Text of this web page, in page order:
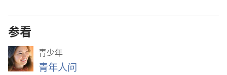
参看
青少年
青年人问